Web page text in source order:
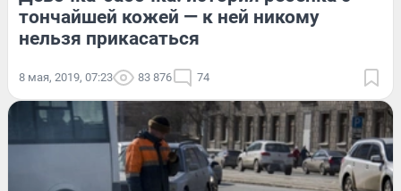
тончайшей кожей — к ней никому
нельзя прикасаться
8 мая, 2019, 07:23 83 876 74